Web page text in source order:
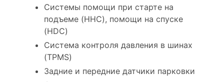
Системы помощи при старте на
подъеме (HHC), помощи на спуске
(HDC)
Система контроля давления в шинах
(TPMS)
Задние и передние датчики парковки